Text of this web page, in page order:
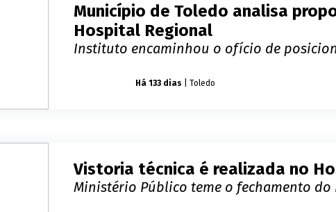
Município de Toledo analisa
Hospital Regional
Instituto encaminhou o ofício de
Há 133 dias | Toledo
Vistoria técnica é realizada no
Ministério Público teme o fechamento